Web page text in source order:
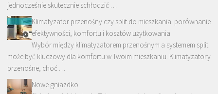
jednocześnie skutecznie schłodzić …
Klimatyzator przenośny czy split do mieszkania: porównanie
efektywności, komfortu i kosztów użytkowania
Wybór między klimatyzatorem przenośnym a systemem split
może być kluczowy dla komfortu w Twoim mieszkaniu. Klimatyzatory
przenośne, choć …
Nowe gniazdko